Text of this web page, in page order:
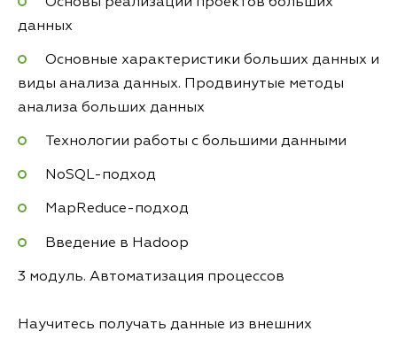
данных
Основные характеристики больших данных и
виды анализа данных. Продвинутые методы
анализа больших данных
Технологии работы с большими данными
NoSQL-подход
MapReduce-подход
Введение в Hadoop
3 модуль. Автоматизация процессов
Научитесь получать данные из внешних